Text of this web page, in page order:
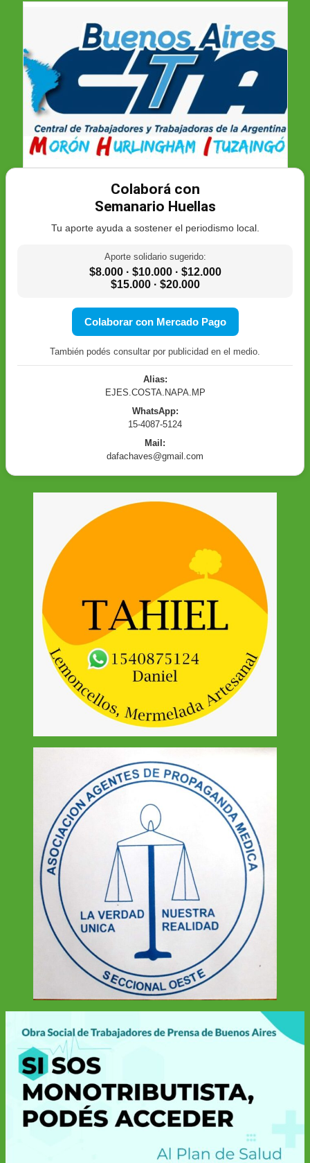
Colaborá con
Semanario Huellas
Tu aporte ayuda a sostener el periodismo local.
Aporte solidario sugerido:
$8.000 · $10.000 · $12.000
$15.000 · $20.000
Colaborar con Mercado Pago
También podés consultar por publicidad en el medio.
Alias:
EJES.COSTA.NAPA.MP
WhatsApp:
15-4087-5124
Mail:
dafachaves@gmail.com